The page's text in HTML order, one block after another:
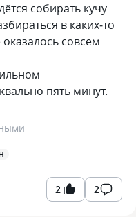
собирать кучу
в каких‑то
совсем
пять минут.
2 2